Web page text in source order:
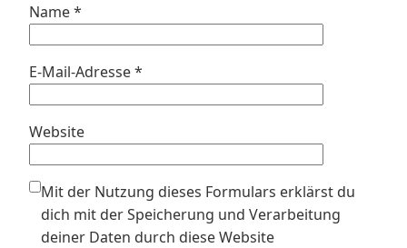
Name*
E-Mail-Adresse*
Website
Mit der Nutzung dieses Formulars erklärst du
dich mit der Speicherung und Verarbeitung
deiner Daten durch diese Website